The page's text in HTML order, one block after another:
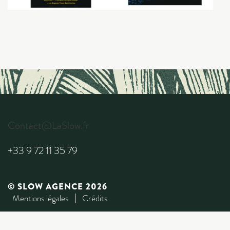
Contact@LaSlow.fr
+33 9 72 11 35 79
© SLOW AGENCE 2026
Crédits
Mentions légales